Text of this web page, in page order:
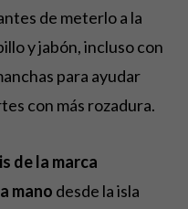
de meterlo a la
y jabón, incluso con
para ayudar
con más rozadura.
de la marca
mano desde la isla